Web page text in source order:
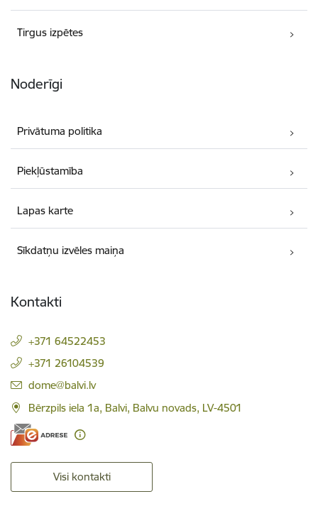
Tirgus izpētes
Noderīgi
Privātuma politika
Piekļūstamība
Lapas karte
Sīkdatņu izvēles maiņa
Kontakti
+371 64522453
+371 26104539
E-pasts:
dome@balvi.lv
Bērzpils iela 1a, Balvi, Balvu novads, LV-4501
Visi kontakti